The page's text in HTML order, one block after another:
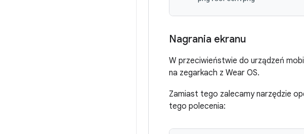
Nagrania ekranu
W przeciwieństwie do urządzeń
na zegarkach z Wear OS.
Zamiast tego zalecamy narzędzie
tego polecenia: